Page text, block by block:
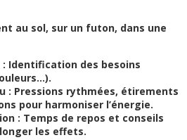
au sol, sur un futon, dans une
Identification des besoins
: Pressions rythmées, étirements
pour harmoniser l’énergie.
: Temps de repos et conseils
les effets.